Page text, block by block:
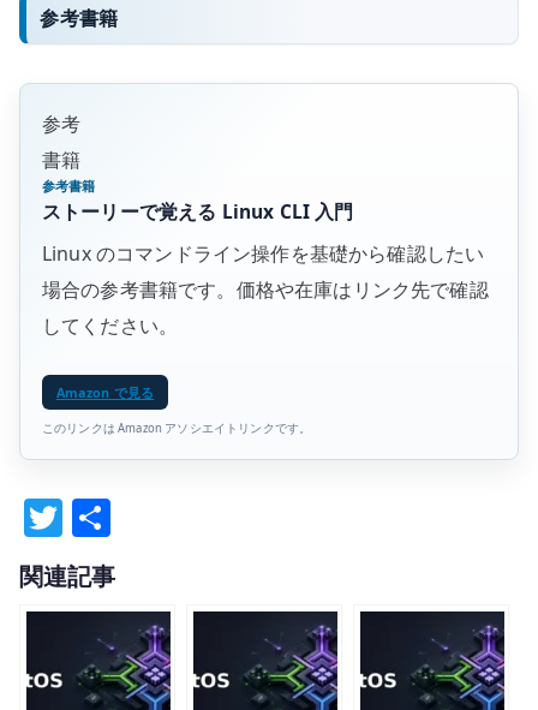
参考書籍
参考
書籍
参考書籍
ストーリーで覚える Linux CLI 入門
Linux のコマンドライン操作を基礎から確認したい
場合の参考書籍です。価格や在庫はリンク先で確認
してください。
Amazon で見る
このリンクは Amazon アソシエイトリンクです。
T
w
it
te
r
有
関連記事